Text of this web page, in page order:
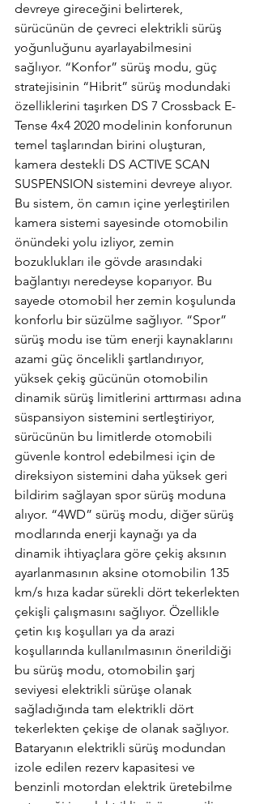
devreye gireceğini belirterek,
sürücünün de çevreci elektrikli sürüş
yoğunluğunu ayarlayabilmesini
sağlıyor. “Konfor” sürüş modu, güç
stratejisinin “Hibrit” sürüş modundaki
özelliklerini taşırken DS 7 Crossback E-
Tense 4x4 2020 modelinin konforunun
temel taşlarından birini oluşturan,
kamera destekli DS ACTIVE SCAN
SUSPENSION sistemini devreye alıyor.
Bu sistem, ön camın içine yerleştirilen
kamera sistemi sayesinde otomobilin
önündeki yolu izliyor, zemin
bozuklukları ile gövde arasındaki
bağlantıyı neredeyse koparıyor. Bu
sayede otomobil her zemin koşulunda
konforlu bir süzülme sağlıyor. “Spor”
sürüş modu ise tüm enerji kaynaklarını
azami güç öncelikli şartlandırıyor,
yüksek çekiş gücünün otomobilin
dinamik sürüş limitlerini arttırması adına
süspansiyon sistemini sertleştiriyor,
sürücünün bu limitlerde otomobili
güvenle kontrol edebilmesi için de
direksiyon sistemini daha yüksek geri
bildirim sağlayan spor sürüş moduna
alıyor. “4WD” sürüş modu, diğer sürüş
modlarında enerji kaynağı ya da
dinamik ihtiyaçlara göre çekiş aksının
ayarlanmasının aksine otomobilin 135
km/s hıza kadar sürekli dört tekerlekten
çekişli çalışmasını sağlıyor. Özellikle
çetin kış koşulları ya da arazi
koşullarında kullanılmasının önerildiği
bu sürüş modu, otomobilin şarj
seviyesi elektrikli sürüşe olanak
sağladığında tam elektrikli dört
tekerlekten çekişe de olanak sağlıyor.
Bataryanın elektrikli sürüş modundan
izole edilen rezerv kapasitesi ve
benzinli motordan elektrik üretebilme